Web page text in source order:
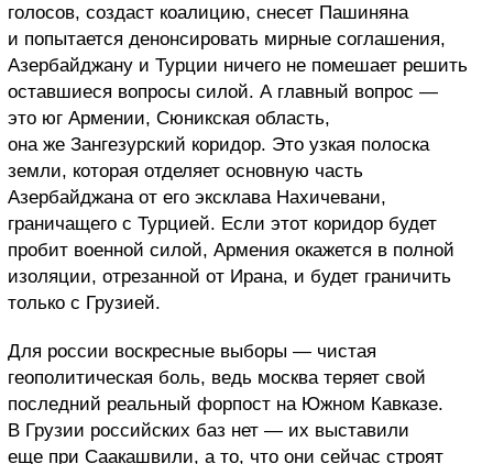
голосов, создаст коалицию, снесет Пашиняна
и попытается денонсировать мирные соглашения,
Азербайджану и Турции ничего не помешает решить
оставшиеся вопросы силой. А главный вопрос —
это юг Армении, Сюникская область,
она же Зангезурский коридор. Это узкая полоска
земли, которая отделяет основную часть
Азербайджана от его эксклава Нахичевани,
граничащего с Турцией. Если этот коридор будет
пробит военной силой, Армения окажется в полной
изоляции, отрезанной от Ирана, и будет граничить
только с Грузией.
Для россии воскресные выборы — чистая
геополитическая боль, ведь москва теряет свой
последний реальный форпост на Южном Кавказе.
В Грузии российских баз нет — их выставили
еще при Саакашвили, а то, что они сейчас строят